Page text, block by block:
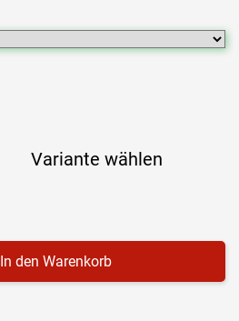
Variante wählen
In den Warenkorb